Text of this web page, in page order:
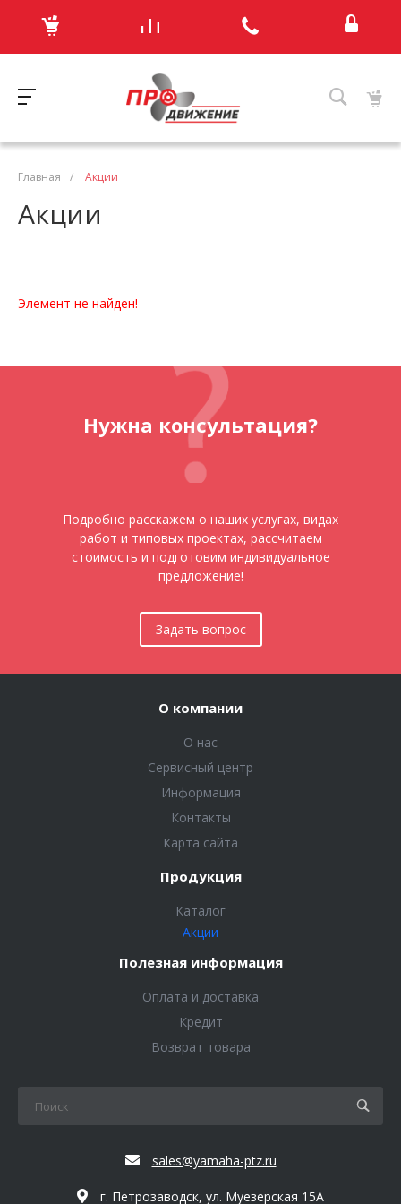
Главная / Акции
Акции
Элемент не найден!
Нужна консультация?
Подробно расскажем о наших услугах, видах
работ и типовых проектах, рассчитаем
стоимость и подготовим индивидуальное
предложение!
Задать вопрос
О компании
О нас
Сервисный центр
Информация
Контакты
Карта сайта
Продукция
Каталог
Акции
Полезная информация
Оплата и доставка
Кредит
Возврат товара
sales@yamaha-ptz.ru
г. Петрозаводск, ул. Муезерская 15А